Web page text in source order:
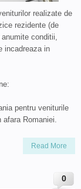
realizate de
rezidente (de
conditii,
incadreaza in
pentru veniturile
Romaniei.
Read More
0